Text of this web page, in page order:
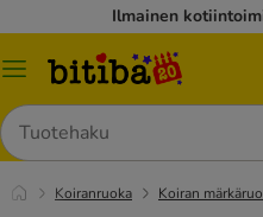
Ilmainen
Katalogivalikko
Hae
Koiranruoka Koiran